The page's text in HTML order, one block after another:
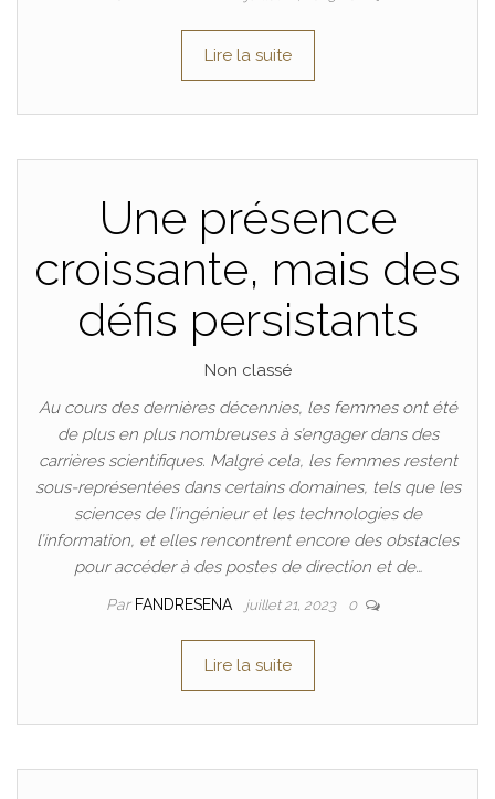
Lire la suite
Une présence
croissante, mais des
défis persistants
Non classé
Au cours des dernières décennies, les femmes ont été
de plus en plus nombreuses à s’engager dans des
carrières scientifiques. Malgré cela, les femmes restent
sous-représentées dans certains domaines, tels que les
sciences de l’ingénieur et les technologies de
l’information, et elles rencontrent encore des obstacles
pour accéder à des postes de direction et de…
Par FANDRESENA juillet 21, 2023 0
Lire la suite